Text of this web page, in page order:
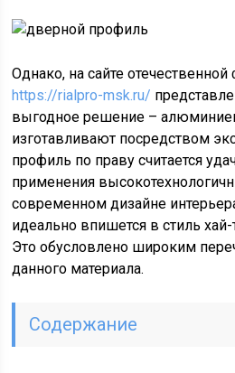
Однако, на сайте
https://rialpro-msk.ru/
выгодное решение –
изготавливают посредством
профиль по праву считается
применения
современном дизайне
идеально впишется в стиль
Это обусловлено широким
данного материала.
Содержание